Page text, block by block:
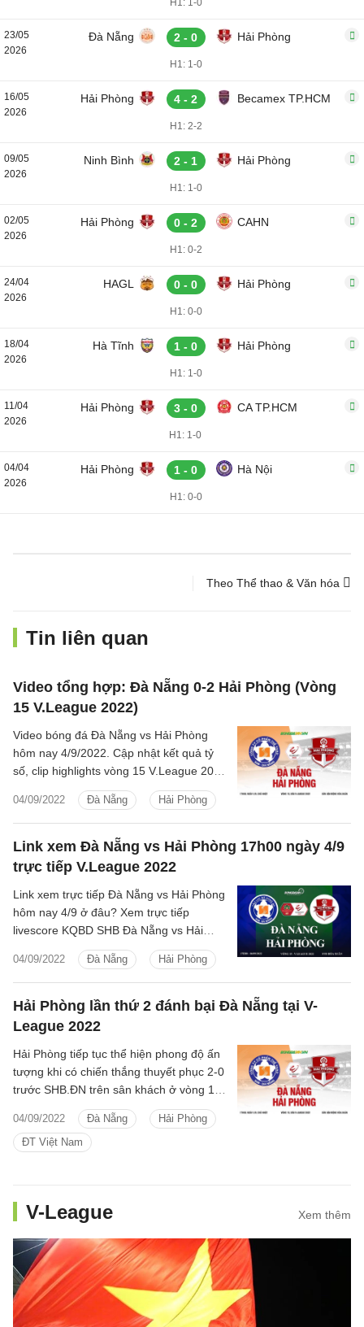
H1: 1-0
23/05
2026
Đà Nẵng 2 - 0 Hải Phòng
H1: 1-0
16/05
2026
Hải Phòng 4 - 2 Becamex TP.HCM
H1: 2-2
09/05
2026
Ninh Bình 2 - 1 Hải Phòng
H1: 1-0
02/05
2026
Hải Phòng 0 - 2 CAHN
H1: 0-2
24/04
2026
HAGL 0 - 0 Hải Phòng
H1: 0-0
18/04
2026
Hà Tĩnh 1 - 0 Hải Phòng
H1: 1-0
11/04
2026
Hải Phòng 3 - 0 CA TP.HCM
H1: 1-0
04/04
2026
Hải Phòng 1 - 0 Hà Nội
H1: 0-0
Theo Thể thao & Văn hóa
Tin liên quan
Video tổng hợp: Đà Nẵng 0-2 Hải Phòng (Vòng
15 V.League 2022)
04/09/2022 Đà Nẵng Hải Phòng
Video bóng đá Đà Nẵng vs Hải Phòng
hôm nay 4/9/2022. Cập nhật kết quả tỷ
số, clip highlights vòng 15 V.League 2022
SHB Đà Nẵng vs Hải Phòng chiều nay.
Link xem Đà Nẵng vs Hải Phòng 17h00 ngày 4/9
trực tiếp V.League 2022
04/09/2022 Đà Nẵng Hải Phòng
Link xem trực tiếp Đà Nẵng vs Hải Phòng
hôm nay 4/9 ở đâu? Xem trực tiếp
livescore KQBD SHB Đà Nẵng vs Hải
Phòng Vòng 15 V.League 2022 trên kênh
nào?
Hải Phòng lần thứ 2 đánh bại Đà Nẵng tại V-
League 2022
04/09/2022 Đà Nẵng
Hải Phòng
ĐT Việt Nam
Hải Phòng tiếp tục thể hiện phong độ ấn
tượng khi có chiến thắng thuyết phục 2-0
trước SHB.ĐN trên sân khách ở vòng 14
V.League 2022 dù thiếu vắng HLV Chu
Đình Nghiêm.
V-League Xem thêm